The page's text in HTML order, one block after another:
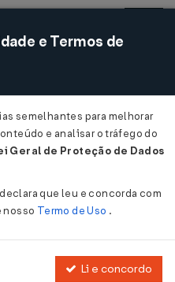
Acessar
Nº 2672 DE
e Termos de
semelhantes para melhorar
e analisar o tráfego do
Geral de Proteção de Dados
que leu e concorda com
nosso Termo de Uso .
Li e concordo